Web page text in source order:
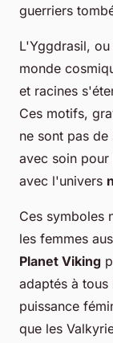
guerriers
L'Yggdrasil, ou
monde
et racines
Ces motifs,
ne sont pas
avec soin
avec l'univers
Ces symboles
les femmes
Planet Viking
adaptés à tous
puissance
que les